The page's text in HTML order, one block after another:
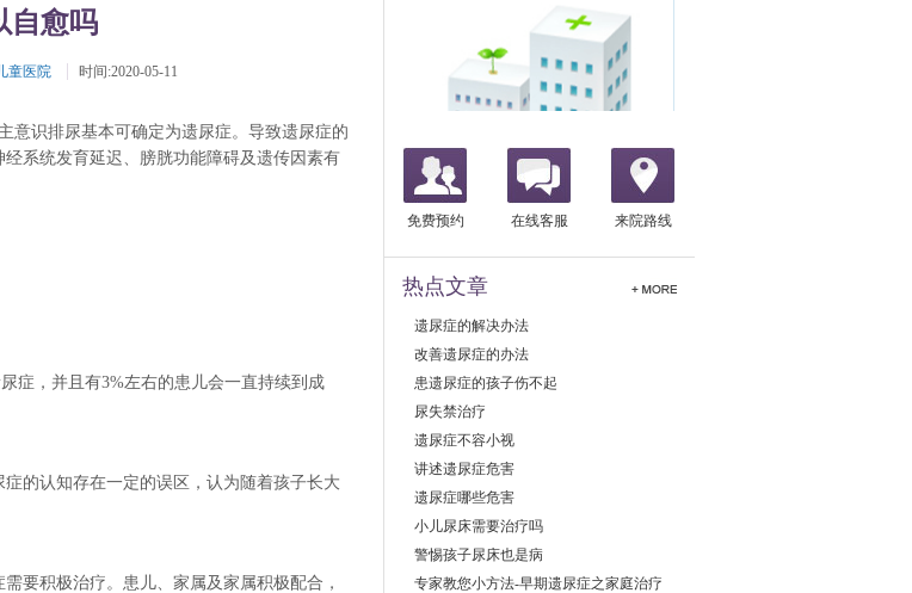
自愈吗
童医院 时间:2020-05-11
意识排尿基本可确定为遗尿症。导致遗尿症的
系统发育延迟、膀胱功能障碍及遗传因素有
，并且有3%左右的患儿会一直持续到成
的认知存在一定的误区，认为随着孩子长大
积极治疗。患儿、家属及家属积极配合，
免费预约 在线客服 来院路线
热点文章
遗尿症的解决办法
改善遗尿症的办法
患遗尿症的孩子伤不起
尿失禁治疗
遗尿症不容小视
讲述遗尿症危害
遗尿症哪些危害
小儿尿床需要治疗吗
警惕孩子尿床也是病
专家教您小方法-早期遗尿症之家庭治疗